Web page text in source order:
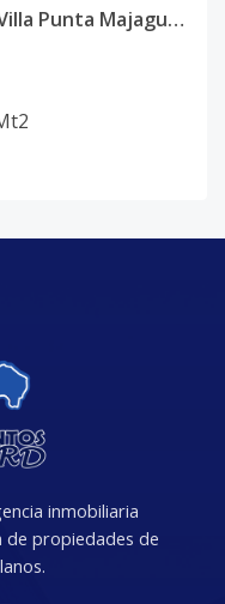
VILLA DE LUJO EN CAP CANA , Villa Punta Majagua 143
inmobiliaria
de propiedades de